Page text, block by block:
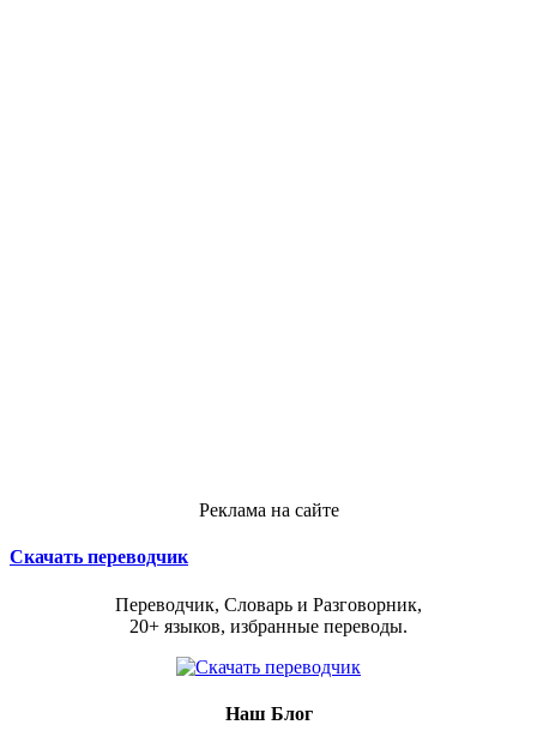
Реклама на сайте
Скачать переводчик
Переводчик, Словарь и Разговорник,
20+ языков, избранные переводы.
Наш Блог